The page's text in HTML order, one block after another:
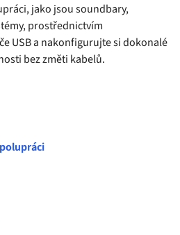
jako jsou soundbary,
prostřednictvím
USB a nakonfigurujte si dokonalé
bez změti kabelů.